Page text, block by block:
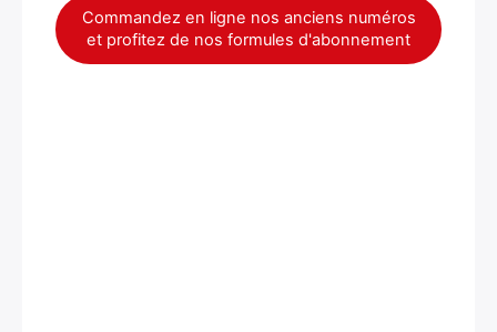
Commandez en ligne nos anciens numéros
et profitez de nos formules d'abonnement